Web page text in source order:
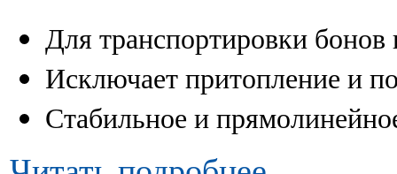
Для транспортировки бонов
Исключает притопление и
Стабильное и